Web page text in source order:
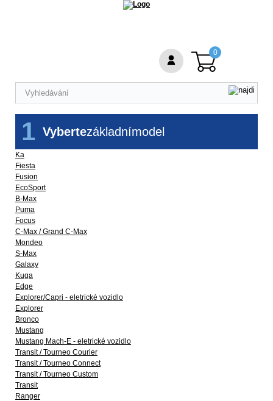
Vybertezákladnímodel
1
Ka
Fiesta
Fusion
EcoSport
B-Max
Puma
Focus
C-Max / Grand C-Max
Mondeo
S-Max
Galaxy
Kuga
Edge
Explorer/Capri - eletrické vozidlo
Explorer
Bronco
Mustang
Mustang Mach-E - eletrické vozidlo
Transit / Tourneo Courier
Transit / Tourneo Connect
Transit / Tourneo Custom
Transit
Ranger
0